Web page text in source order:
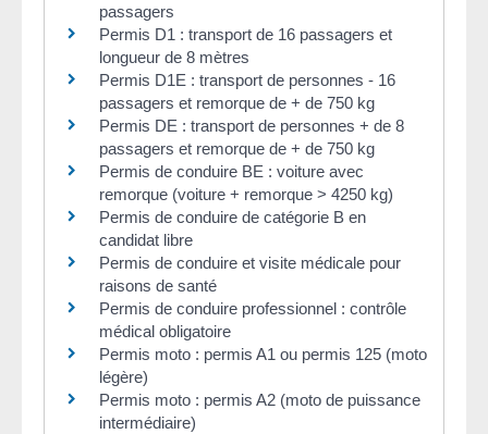
passagers
Permis D1 : transport de 16 passagers et
longueur de 8 mètres
Permis D1E : transport de personnes - 16
passagers et remorque de + de 750 kg
Permis DE : transport de personnes + de 8
passagers et remorque de + de 750 kg
Permis de conduire BE : voiture avec
remorque (voiture + remorque > 4250 kg)
Permis de conduire de catégorie B en
candidat libre
Permis de conduire et visite médicale pour
raisons de santé
Permis de conduire professionnel : contrôle
médical obligatoire
Permis moto : permis A1 ou permis 125 (moto
légère)
Permis moto : permis A2 (moto de puissance
intermédiaire)